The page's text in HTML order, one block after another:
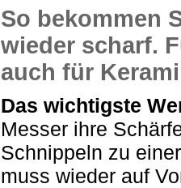
So bekommen
wieder scharf.
auch für
Das wichtigste
Messer ihre
Schnippeln zu
muss wieder auf